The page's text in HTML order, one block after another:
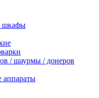
шкафы
/ шаурмы / донеров
аппараты